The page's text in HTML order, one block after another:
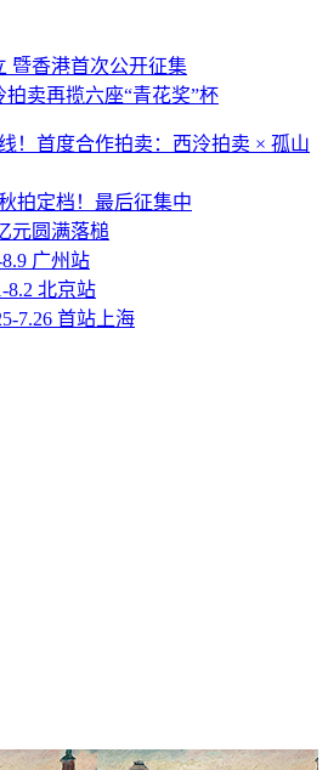
暨香港首次公开征集
卖再揽六座“青花奖”杯
！首度合作拍卖：西泠拍卖 × 孤山
拍定档！最后征集中
元圆满落槌
广州站
8.2 北京站
7.26 首站上海